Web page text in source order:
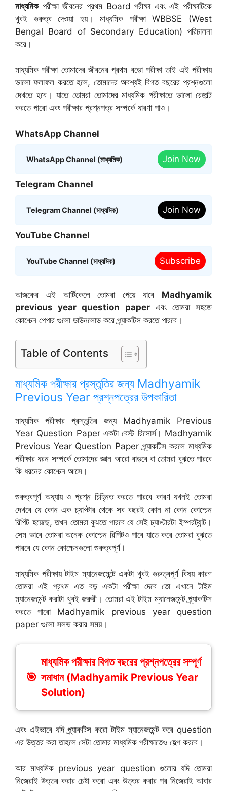
মাধ্যমিকপরীক্ষা জীবনের প্রথম Board পরীক্ষা এবং এই পরীক্ষাটিকে
খুবই গুরুত্ব দেওয়া হয়। মাধ্যমিক পরীক্ষা WBBSE (West
Bengal Board of Secondary Education) পরিচালনা
করে।
মাধ্যমিক পরীক্ষা তোমাদের জীবনের প্রথম বড়ো পরীক্ষা তাই এই পরীক্ষায়
ভালো ফলাফল করতে হলে, তোমাদের অবশ্যই বিগত বছরের প্রশ্নগুলো
দেখতে হবে। যাতে তোমরা তোমাদের মাধ্যমিক পরীক্ষাতে ভালো রেজাল্ট
করতে পারো এবং পরীক্ষার প্রশ্নপত্র সম্পর্কে ধারণা পাও।
WhatsApp Channel
WhatsApp Channel (মাধ্যমিক) Join Now
Telegram Channel
Telegram Channel (মাধ্যমিক) Join Now
YouTube Channel
YouTube Channel (মাধ্যমিক) Subscribe
আজকের এই আর্টিকেলে তোমরা পেয়ে যাবে Madhyamik
previous year question paperএবং তোমরা সহজে
কোশ্চেন পেপার গুলো ডাউনলোড করে প্র্যাকটিস করতে পারবে।
Table of Contents
মাধ্যমিক পরীক্ষার প্রস্তুতির জন্য Madhyamik
Previous Year প্রশ্নপত্রের উপকারিতা
মাধ্যমিক পরীক্ষার প্রস্তুতির জন্য Madhyamik Previous
Year Question Paper একটা বেস্ট রিসোর্স। Madhyamik
Previous Year Question Paper প্র্যাকটিস করলে মাধ্যমিক
পরীক্ষার ধরন সম্পর্কে তোমাদের জ্ঞান আরো বাড়বে বা তোমরা বুঝতে পারবে
কি ধরনের কোশ্চেন আসে।
গুরুত্বপূর্ণ অধ্যায় ও প্রশ্ন চিহ্নিত করতে পারবে কারণ যখনই তোমরা
দেখবে যে কোন এক চ্যাপ্টার থেকে সব বছরই কোন না কোন কোশ্চেন
রিপিট হয়েছে, তখন তোমরা বুঝতে পারবে যে সেই চ্যাপ্টারটা ইম্পরট্যান্ট।
সেম ভাবে তোমরা অনেক কোশ্চেন রিপিটও পাবে যাতে করে তোমরা বুঝতে
পারবে যে কোন কোশ্চেনগুলো গুরুত্বপূর্ণ।
মাধ্যমিক পরীক্ষায় টাইম ম্যানেজমেন্টে একটা খুবই গুরুত্বপূর্ণ বিষয় কারণ
তোমরা এই প্রথম এত বড় একটা পরীক্ষা দেবে তো এখানে টাইম
ম্যানেজমেন্ট করাটা খুবই জরুরী। তোমরা এই টাইম ম্যানেজমেন্ট প্র্যাকটিস
করতে পারো Madhyamik previous year question
paper গুলো সলভ করার সময়।
মাধ্যমিক পরীক্ষার বিগত বছরের প্রশ্নপত্রের সম্পূর্ণ
সমাধান (Madhyamik Previous Year
Solution)
এবং এইভাবে যদি প্র্যাকটিস করো টাইম ম্যানেজমেন্ট করে question
এর উত্তর করা তাহলে সেটা তোমার মাধ্যমিক পরীক্ষাতেও হেল্প করবে।
আর মাধ্যমিক previous year question গুলোর যদি তোমরা
নিজেরাই উত্তর করার চেষ্টা করো এবং উত্তর করার পর নিজেরাই আবার